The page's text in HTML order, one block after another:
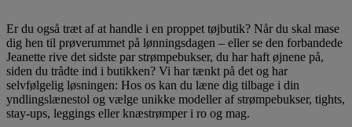
Er du også træt af at handle i en proppet tøjbutik? Når du skal mase
dig hen til prøverummet på lønningsdagen – eller se den forbandede
Jeanette rive det sidste par strømpebukser, du har haft øjnene på,
siden du trådte ind i butikken? Vi har tænkt på det og har
selvfølgelig løsningen: Hos os kan du læne dig tilbage i din
yndlingslænestol og vælge unikke modeller af strømpebukser, tights,
stay-ups, leggings eller knæstrømper i ro og mag.